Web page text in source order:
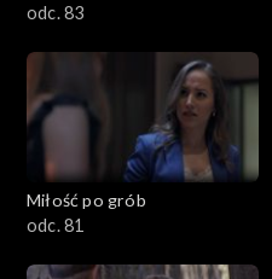
odc. 83
Miłość po grób
odc. 81